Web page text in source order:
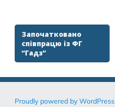
Post
navigation
Започатковано
співпрацю із ФГ
“Гадз”
Proudly powered by WordPress